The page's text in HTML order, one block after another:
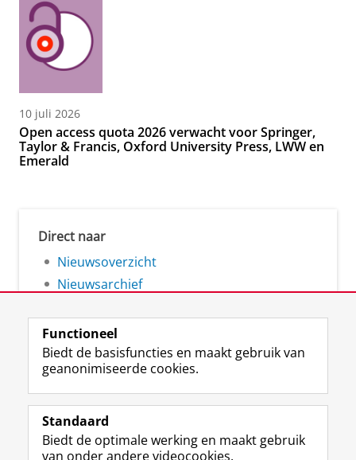
10 juli 2026
Open access quota 2026 verwacht voor Springer,
Taylor & Francis, Oxford University Press, LWW en
Emerald
Direct naar
Nieuwsoverzicht
Nieuwsarchief
Volg de RUG
F
a
e
L
i
k
R
S
-
I
n
t
Y
o
T
Studiekiezers
Functioneel
Biedt de basisfuncties en maakt gebruik van
geanonimiseerde cookies.
Standaard
Biedt de optimale werking en maakt gebruik
van onder andere videocookies.